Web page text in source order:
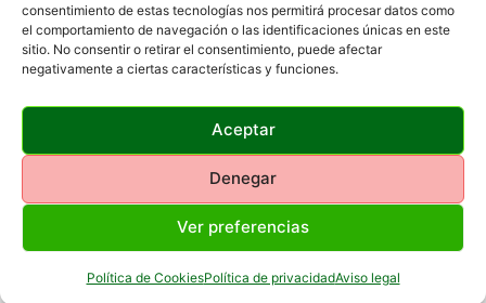
consentimiento de estas tecnologías nos permitirá procesar datos como
el comportamiento de navegación o las identificaciones únicas en este
sitio. No consentir o retirar el consentimiento, puede afectar
negativamente a ciertas características y funciones.
Aceptar
Denegar
Ver preferencias
Política de CookiesPolítica de privacidadAviso legal
Productos Relacionados
Se coloca fácilmente. Sin velcro, cremalleras, ni cinta
adhesiva.
Ribete elástico que facilita el acceso a la torreta
Repele la humedad, evita rasguños y absorbe
Neopreno de 2,5mm de alta resistencia, con refuerzo
interior de goma y costuras robustas.